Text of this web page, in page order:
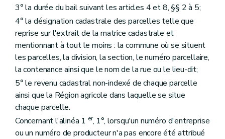
3° la durée du bail suivant les articles 4 et 8, §§ 2 à 5;
4° la désignation cadastrale des parcelles telle que
reprise sur l'extrait de la matrice cadastrale et
mentionnant à tout le moins : la commune où se situent
les parcelles, la division, la section, le numéro parcellaire,
la contenance ainsi que le nom de la rue ou le lieu-dit;
5° le revenu cadastral non-indexé de chaque parcelle
ainsi que la Région agricole dans laquelle se situe
chaque parcelle.
Concernant l'alinéa 1 er, 1°, lorsqu'un numéro d'entreprise
ou un numéro de producteur n'a pas encore été attribué